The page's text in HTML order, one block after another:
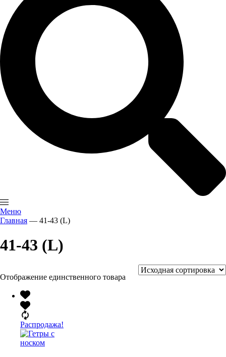
Меню
Главная — 41-43 (L)
41-43 (L)
Отображение единственного товара
Распродажа!